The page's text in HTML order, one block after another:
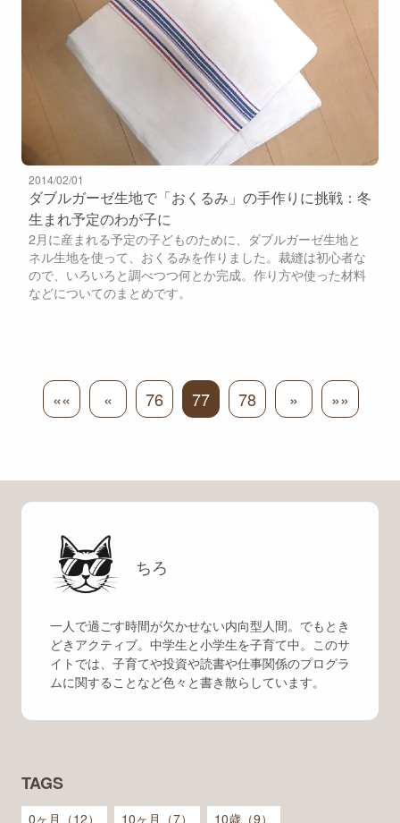
2014/02/01
ダブルガーゼ生地で「おくるみ」の手作りに挑戦：冬
生まれ予定のわが子に
2月に産まれる予定の子どものために、ダブルガーゼ生地と
ネル生地を使って、おくるみを作りました。裁縫は初心者な
ので、いろいろと調べつつ何とか完成。作り方や使った材料
などについてのまとめです。
«« « 76 77 78 » »»
ちろ
一人で過ごす時間が欠かせない内向型人間。でもとき
どきアクティブ。中学生と小学生を子育て中。このサ
イトでは、子育てや投資や読書や仕事関係のプログラ
ムに関することなど色々と書き散らしています。
TAGS
0ヶ月（12） 10ヶ月（7）
10歳（9）